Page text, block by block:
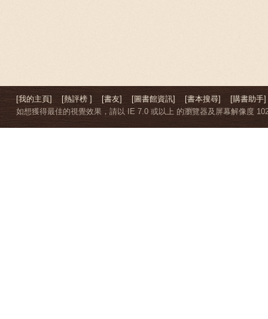
[我的主頁] [熱評榜 ] [書友] [圖書館資訊] [書本搜尋]
[購書助手]
如想獲得最佳的視覺效果，請以 IE 7.0 或以上 的瀏覽器及屏幕解像度